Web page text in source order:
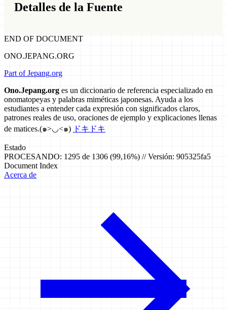
Detalles de la Fuente
END OF DOCUMENT
ONO.JEPANG.ORG
Part of Jepang.org
Ono.Jepang.org es un diccionario de referencia especializado en
onomatopeyas y palabras miméticas japonesas. Ayuda a los
estudiantes a entender cada expresión con significados claros,
patrones reales de uso, oraciones de ejemplo y explicaciones llenas
de matices.(๑>◡<๑) ドキドキ
Estado
PROCESANDO: 1295 de 1306 (99,16%) // Versión: 905325fa5
Document Index
Acerca de